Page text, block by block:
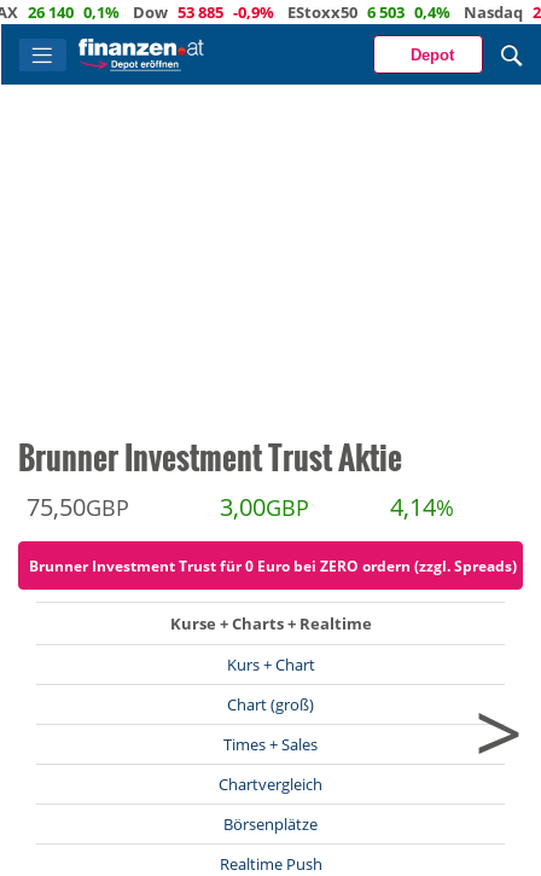
140 0,1% Dow 53 885 -0,9% EStoxx50 6 503 0,4% Nasdaq 29 373
Depot
Brunner Investment Trust Aktie
75,50GBP 3,00GBP 4,14%
Brunner Investment Trust für 0 Euro bei ZERO ordern (zzgl. Spreads)
Kurse + Charts + Realtime
Kurs + Chart
Chart (groß)
Times + Sales
Chartvergleich
Börsenplätze
Realtime Push
>